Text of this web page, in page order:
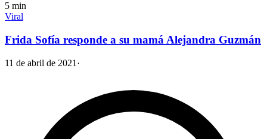
5 min
Viral
Frida Sofía responde a su mamá Alejandra Guzmán
11 de abril de 2021 ·